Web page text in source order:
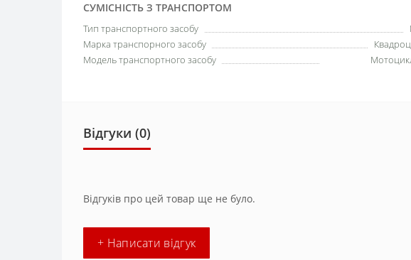
СУМІСНІСТЬ З ТРАНСПОРТОМ
Тип транспортного засобу
Марка транспорного засобу
Модель транспортного засобу
Відгуки (0)
Відгуків про цей товар ще не було.
+ Написати відгук